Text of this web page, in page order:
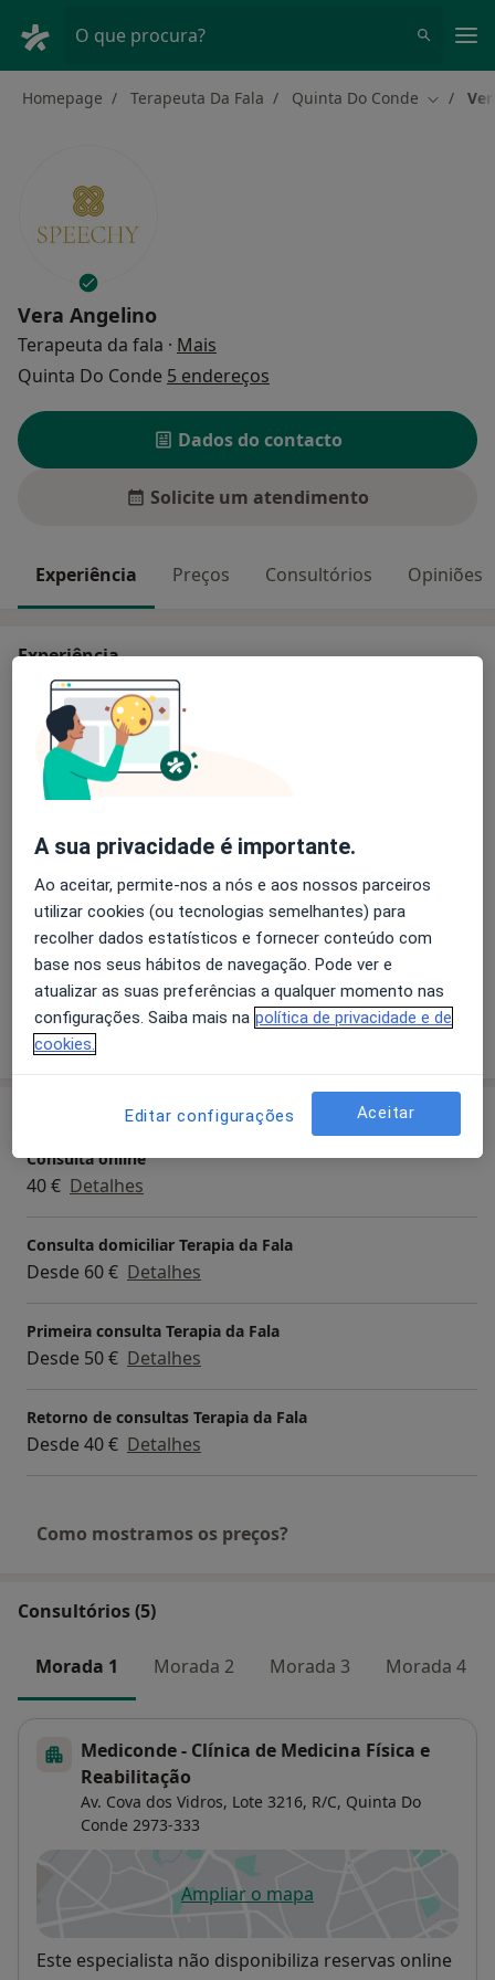
O que procura?
Homepage Terapeuta Da Fala Quinta Do Conde Mudar
Vera Angelino
Terapeuta da fala · Mais
Quinta Do Conde 5 endereços
Dados do contacto
Solicite um atendimento
Experiência Preços Consultórios Opiniões
Experiência
Especialistas em Terapia da Fala. Consultas,
Aconselhamento e Formação
Principais doenças tratadas
Afasia
Distúrbios Da Fala
+3a11y_sr_more_diseases
Pacientes que trato
Adultos (Apenas em alguns endereços)
Crianças (Apenas em alguns endereços)
Mostrar mais detalhes
Serviços e preços
Consulta online
40 € Detalhes
Consulta domiciliar Terapia da Fala
Desde 60 € Detalhes
Primeira consulta Terapia da Fala
Desde 50 € Detalhes
Retorno de consultas Terapia da Fala
Desde 40 € Detalhes
Como mostramos os preços?
Consultórios (5)
Morada 1 Morada 2 Morada 3 Morada 4
Mediconde - Clínica de Medicina Física e
Reabilitação
Av. Cova dos Vidros, Lote 3216, R/C, Quinta Do
Conde 2973-333
Ampliar o mapaabre num novo separador
Disponibilidade
Este especialista não disponibiliza reservas online
A sua privacidade é importante.
Ao aceitar, permite-nos a nós e aos nossos parceiros
utilizar cookies (ou tecnologias semelhantes) para
recolher dados estatísticos e fornecer conteúdo com
base nos seus hábitos de navegação. Pode ver e
atualizar as suas preferências a qualquer momento nas
configurações. Saiba mais na política de privacidade e de
cookies.
Editar configurações Aceitar